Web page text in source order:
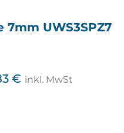
7mm UWS3SPZ7
€ inkl. MwSt